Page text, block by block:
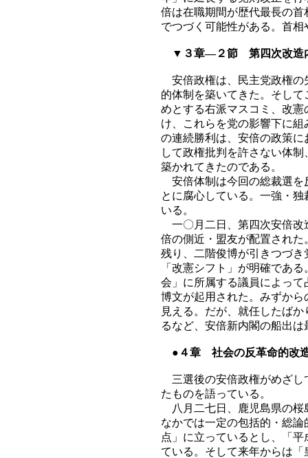
倍は在職期間が歴代最長の
でつづく可能性がある。首
▼３章―２節 第四次改造
安倍政権は、民主党政権の
的体制を築いてきた。そし
めとする右派マスコミ、改
け、これらを党の影響下に
の連続勝利は、安倍の政策
して政権批判を許さない体
築かれてきたのである。
安倍体制は今回の総裁選を
とに腐心している。一強・
いる。
一〇月二日、第四次安倍改
倍の側近・盟友が配置され
残り、二階俊博が引きつづ
「改憲シフト」が明確であ
会」に所属する議員によっ
博文が起用された。みずか
見える。だが、就任したば
るなど、安倍新内閣の船出
●４章 社会の反革命的改
三選後の安倍政権がめざし
たものを語っている。
八月二七日、鹿児島県の桜
なかでは一定の包括的・総
点」に立っているとし、「
ている。そして来年からは